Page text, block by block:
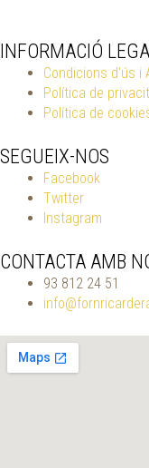
INFORMACIÓ
Condicions d'ús i
Política de
Política de
SEGUEIX-NOS
Facebook
Twitter
Instagram
CONTACTA AMB
93 812 24 51